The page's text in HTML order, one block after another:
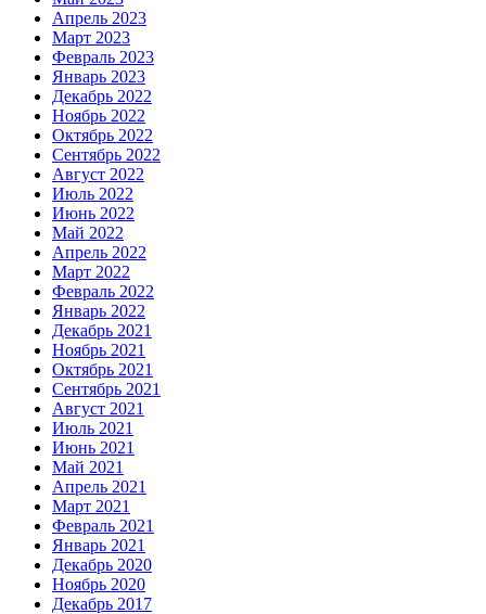
Апрель 2023
Март 2023
Февраль 2023
Январь 2023
Декабрь 2022
Ноябрь 2022
Октябрь 2022
Сентябрь 2022
Август 2022
Июль 2022
Июнь 2022
Май 2022
Апрель 2022
Март 2022
Февраль 2022
Январь 2022
Декабрь 2021
Ноябрь 2021
Октябрь 2021
Сентябрь 2021
Август 2021
Июль 2021
Июнь 2021
Май 2021
Апрель 2021
Март 2021
Февраль 2021
Январь 2021
Декабрь 2020
Ноябрь 2020
Декабрь 2017